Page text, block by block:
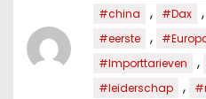
#china , #Dax ,
#eerste ,
#Importtarieven ,
#leiderschap ,